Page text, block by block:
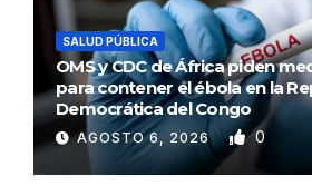
SALUD PÚBLICA
OMS y CDC de África piden
para contener el ébola en la
Democrática del Congo
AGOSTO 6, 2026 0